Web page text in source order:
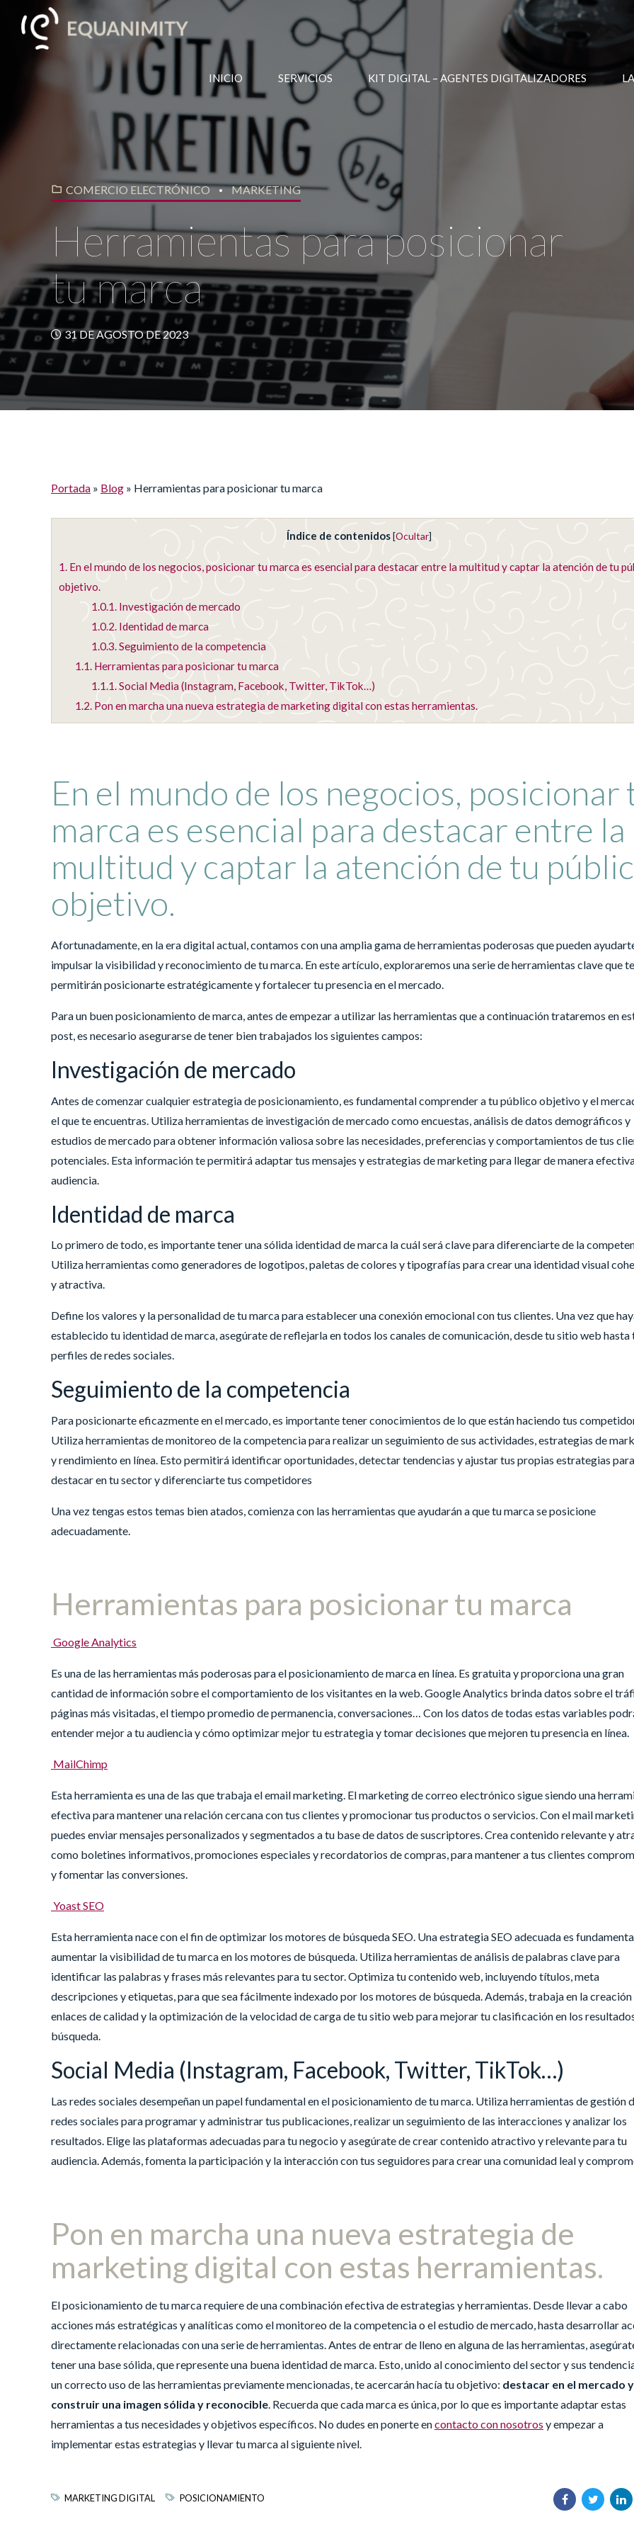
INICIO SERVICIOS KIT DIGITAL – AGENTES DIGITALIZADORES
COMERCIO ELECTRÓNICO MARKETING
Herramientas para posicionar
tu marca
31 DE AGOSTO DE 2023
Portada » Blog » Herramientas para posicionar tu marca
Índice de contenidos [Ocultar]
1. En el mundo de los negocios, posicionar tu marca es esencial para destacar entre la multitud y captar la atención de tu
objetivo.
1.0.1.Investigación de mercado
1.0.2.Identidad de marca
1.0.3.Seguimiento de la competencia
1.1.Herramientas para posicionar tu marca
1.1.1.Social Media (Instagram, Facebook, Twitter, TikTok…)
1.2.Pon en marcha una nueva estrategia de marketing digital con estas herramientas.
En el mundo de los negocios, posicionar
marca es esencial para destacar entre la
multitud y captar la atención de tu
objetivo.
Afortunadamente, en la era digital actual, contamos con una amplia gama de herramientas poderosas que pueden
impulsar la visibilidad y reconocimiento de tu marca. En este artículo, exploraremos una serie de herramientas clave que te
permitirán posicionarte estratégicamente y fortalecer tu presencia en el mercado.
Para un buen posicionamiento de marca, antes de empezar a utilizar las herramientas que a continuación trataremos en
post, es necesario asegurarse de tener bien trabajados los siguientes campos:
Investigación de mercado
Antes de comenzar cualquier estrategia de posicionamiento, es fundamental comprender a tu público objetivo y el
el que te encuentras. Utiliza herramientas de investigación de mercado como encuestas, análisis de datos demográficos y
estudios de mercado para obtener información valiosa sobre las necesidades, preferencias y comportamientos de tus
potenciales. Esta información te permitirá adaptar tus mensajes y estrategias de marketing para llegar de manera
audiencia.
Identidad de marca
Lo primero de todo, es importante tener una sólida identidad de marca la cuál será clave para diferenciarte de la
Utiliza herramientas como generadores de logotipos, paletas de colores y tipografías para crear una identidad visual
y atractiva.
Define los valores y la personalidad de tu marca para establecer una conexión emocional con tus clientes. Una vez que
establecido tu identidad de marca, asegúrate de reflejarla en todos los canales de comunicación, desde tu sitio web hasta
perfiles de redes sociales.
Seguimiento de la competencia
Para posicionarte eficazmente en el mercado, es importante tener conocimientos de lo que están haciendo tus
Utiliza herramientas de monitoreo de la competencia para realizar un seguimiento de sus actividades, estrategias de
y rendimiento en línea. Esto permitirá identificar oportunidades, detectar tendencias y ajustar tus propias estrategias para
destacar en tu sector y diferenciarte tus competidores
Una vez tengas estos temas bien atados, comienza con las herramientas que ayudarán a que tu marca se posicione
adecuadamente.
Herramientas para posicionar tu marca
Google Analytics
Es una de las herramientas más poderosas para el posicionamiento de marca en línea. Es gratuita y proporciona una gran
cantidad de información sobre el comportamiento de los visitantes en la web. Google Analytics brinda datos sobre el
páginas más visitadas, el tiempo promedio de permanencia, conversaciones… Con los datos de todas estas variables
entender mejor a tu audiencia y cómo optimizar mejor tu estrategia y tomar decisiones que mejoren tu presencia en línea.
MailChimp
Esta herramienta es una de las que trabaja el email marketing. El marketing de correo electrónico sigue siendo una
efectiva para mantener una relación cercana con tus clientes y promocionar tus productos o servicios. Con el mail
puedes enviar mensajes personalizados y segmentados a tu base de datos de suscriptores. Crea contenido relevante y
como boletines informativos, promociones especiales y recordatorios de compras, para mantener a tus clientes
y fomentar las conversiones.
Yoast SEO
Esta herramienta nace con el fin de optimizar los motores de búsqueda SEO. Una estrategia SEO adecuada es
aumentar la visibilidad de tu marca en los motores de búsqueda. Utiliza herramientas de análisis de palabras clave para
identificar las palabras y frases más relevantes para tu sector. Optimiza tu contenido web, incluyendo títulos, meta
descripciones y etiquetas, para que sea fácilmente indexado por los motores de búsqueda. Además, trabaja en la creación
enlaces de calidad y la optimización de la velocidad de carga de tu sitio web para mejorar tu clasificación en los
búsqueda.
Social Media (Instagram, Facebook, Twitter, TikTok…)
Las redes sociales desempeñan un papel fundamental en el posicionamiento de tu marca. Utiliza herramientas de gestión
redes sociales para programar y administrar tus publicaciones, realizar un seguimiento de las interacciones y analizar los
resultados. Elige las plataformas adecuadas para tu negocio y asegúrate de crear contenido atractivo y relevante para tu
audiencia. Además, fomenta la participación y la interacción con tus seguidores para crear una comunidad leal y
Pon en marcha una nueva estrategia de
marketing digital con estas herramientas.
El posicionamiento de tu marca requiere de una combinación efectiva de estrategias y herramientas. Desde llevar a cabo
acciones más estratégicas y analíticas como el monitoreo de la competencia o el estudio de mercado, hasta desarrollar
directamente relacionadas con una serie de herramientas. Antes de entrar de lleno en alguna de las herramientas,
tener una base sólida, que represente una buena identidad de marca. Esto, unido al conocimiento del sector y sus
un correcto uso de las herramientas previamente mencionadas, te acercarán hacía tu objetivo: destacar en el mercado y
construir una imagen sólida y reconocible. Recuerda que cada marca es única, por lo que es importante adaptar estas
herramientas a tus necesidades y objetivos específicos. No dudes en ponerte encontacto con nosotros y empezar a
implementar estas estrategias y llevar tu marca al siguiente nivel.
MARKETING DIGITAL POSICIONAMIENTO